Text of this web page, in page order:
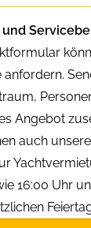
anfordern.
Angebot
auch
16:00 Uhr